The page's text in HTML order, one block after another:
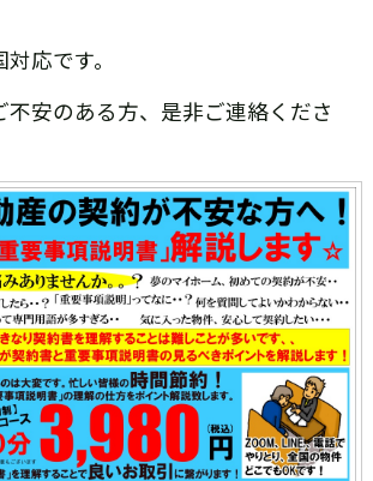
応です。
不安のある方、是非ご連絡くださ